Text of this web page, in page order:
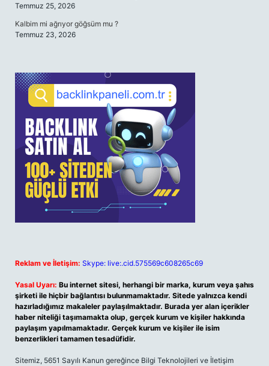
Temmuz 25, 2026
Kalbim mi ağrıyor göğsüm mu ?
Temmuz 23, 2026
Reklam ve İletişim: Skype: live:.cid.575569c608265c69
Yasal Uyarı: Bu internet sitesi, herhangi bir marka, kurum veya şahıs
şirketi ile hiçbir bağlantısı bulunmamaktadır. Sitede yalnızca kendi
hazırladığımız makaleler paylaşılmaktadır. Burada yer alan içerikler
haber niteliği taşımamakta olup, gerçek kurum ve kişiler hakkında
paylaşım yapılmamaktadır. Gerçek kurum ve kişiler ile isim
benzerlikleri tamamen tesadüfidir.
Sitemiz, 5651 Sayılı Kanun gereğince Bilgi Teknolojileri ve İletişim